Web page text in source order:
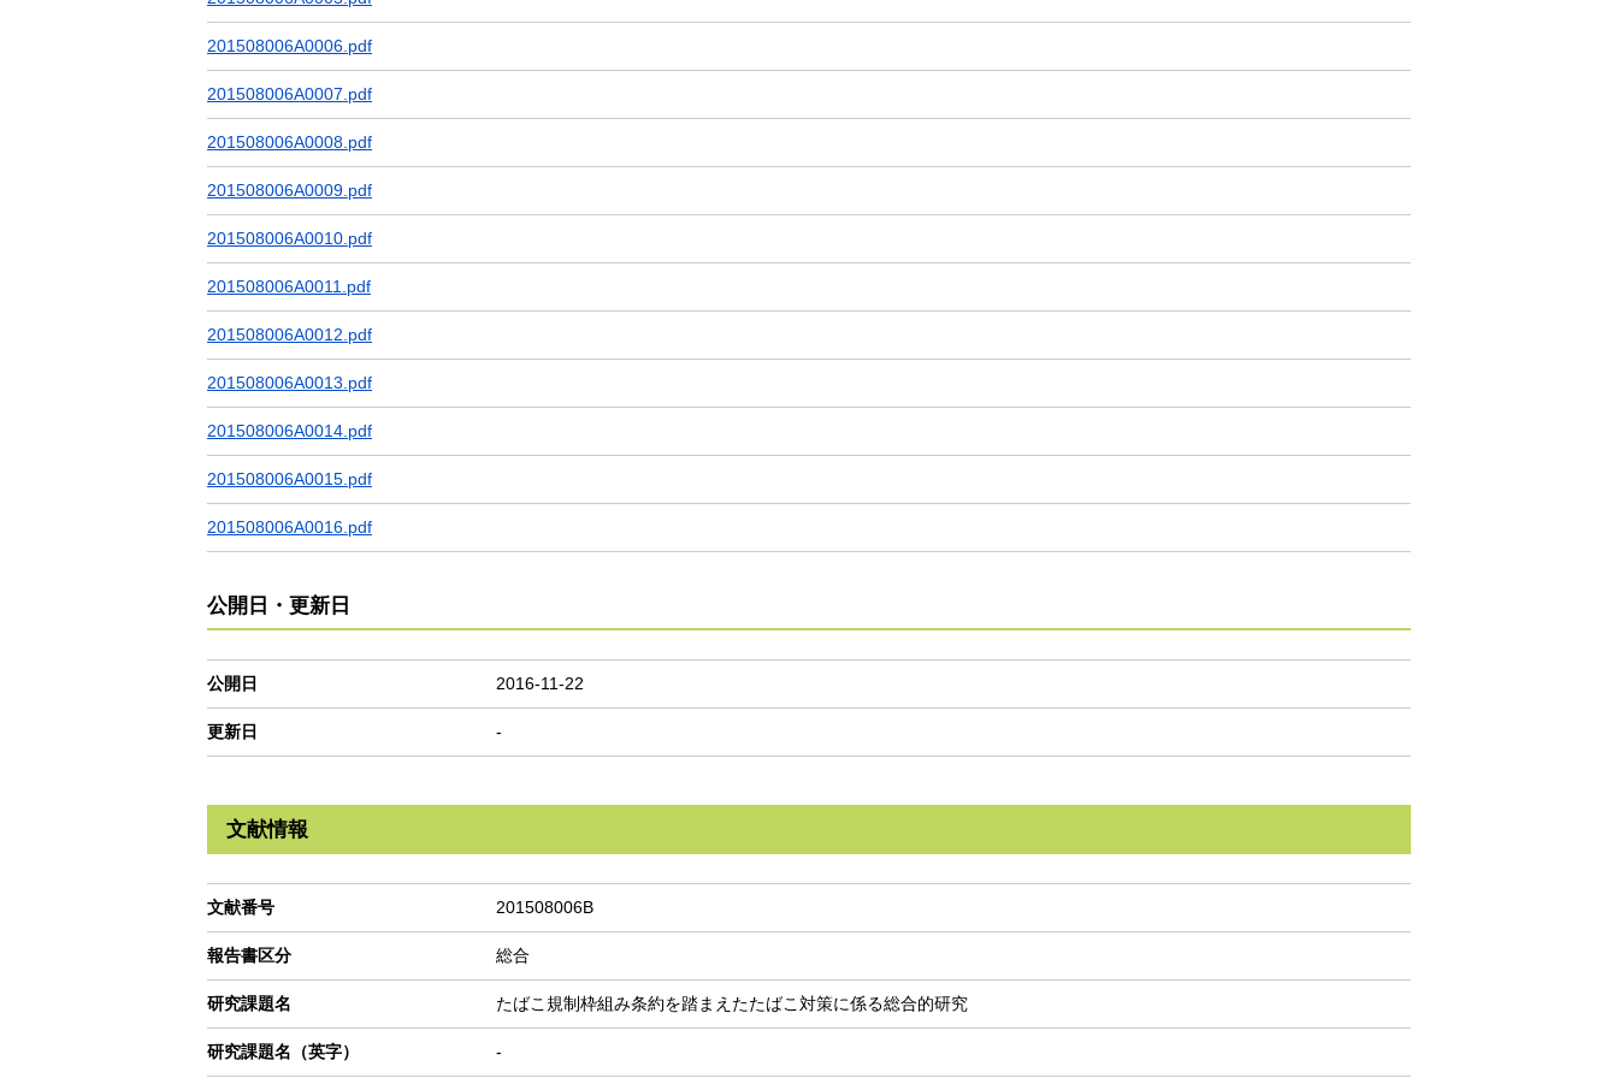
201508006A0006.pdf
201508006A0007.pdf
201508006A0008.pdf
201508006A0009.pdf
201508006A0010.pdf
201508006A0011.pdf
201508006A0012.pdf
201508006A0013.pdf
201508006A0014.pdf
201508006A0015.pdf
201508006A0016.pdf
公開日・更新日
公開日 2016-11-22
更新日 -
文献情報
文献番号 201508006B
報告書区分 総合
研究課題名 たばこ規制枠組み条約を踏まえたたばこ対策に係る総合的研究
研究課題名（英字） -